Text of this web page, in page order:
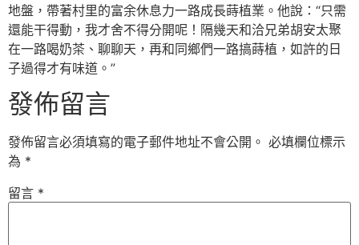
地盤，帶著村里的富余休息力一路成長蒔植業。他說：“只需
還能干得動，我才舍不得分開呢！隔幾天和洽兄弟胡安太聚
在一路喝奶茶、聊聊天，再和同鄉們一路搞蒔植，如許的日
子過得才有味道。”
發佈留言
發佈留言必須填寫的電子郵件地址不會公開。 必填欄位標示
為 *
留言 *